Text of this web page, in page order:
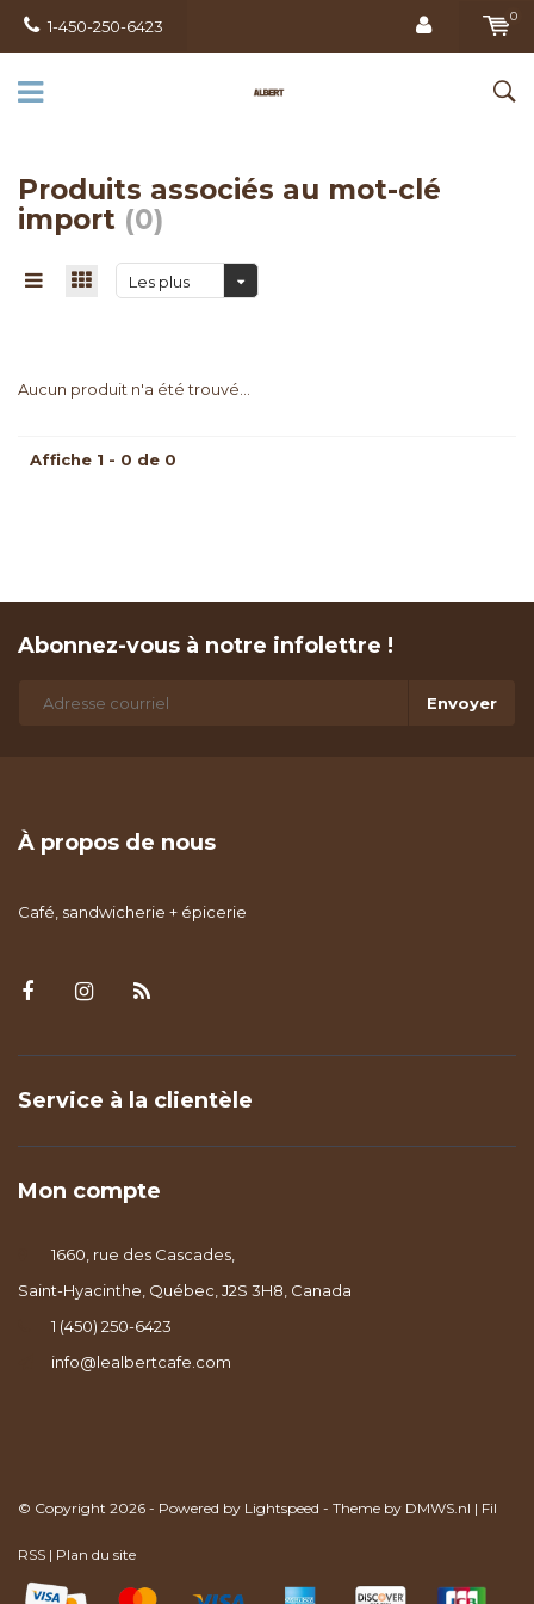
1-450-250-6423
0
Produits associés au mot-clé
import (0)
Les plus
Aucun produit n'a été trouvé...
Affiche 1 - 0 de 0
Abonnez-vous à notre infolettre !
Envoyer
À propos de nous
Café, sandwicherie + épicerie
Service à la clientèle
Mon compte
1660, rue des Cascades,
Saint-Hyacinthe, Québec, J2S 3H8, Canada
1 (450) 250-6423
info@lealbertcafe.com
© Copyright 2026 - Powered by Lightspeed - Theme by DMWS.nl | Fil
RSS | Plan du site